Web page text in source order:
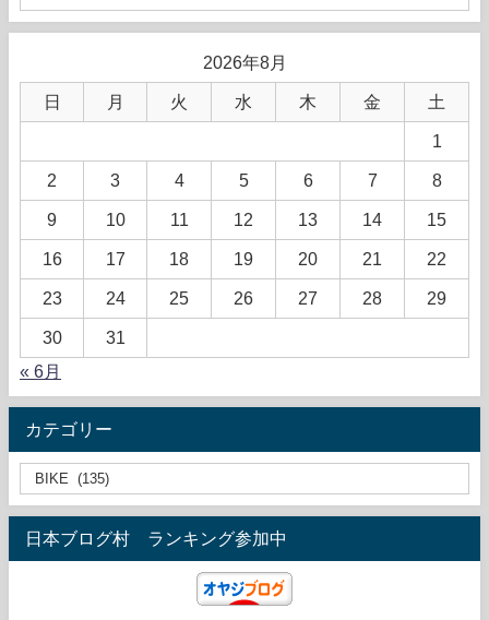
2026年8月
日 月 火 水 木 金 土
1
2 3 4 5 6 7 8
9 10 11 12 13 14 15
16 17 18 19 20 21 22
23 24 25 26 27 28 29
30
31
« 6月
カテゴリー
日本ブログ村 ランキング参加中